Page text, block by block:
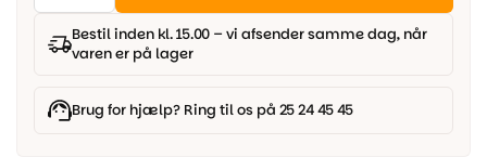
Eg
Accent
Natur
antal
Bestil inden kl. 15.00 – vi afsender samme dag, når
varen er på lager
Brug for hjælp? Ring til os på 25 24 45 45